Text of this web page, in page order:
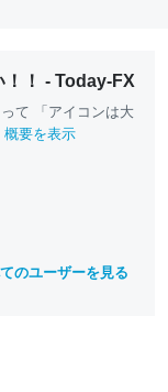
！！ - Today-FX
て 「アイコンは大
概要を表示
のユーザーを見る